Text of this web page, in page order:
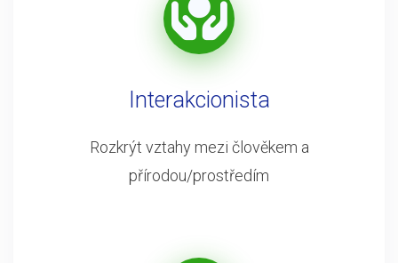
Interakcionista
Rozkrýt vztahy mezi člověkem a
přírodou/prostředím